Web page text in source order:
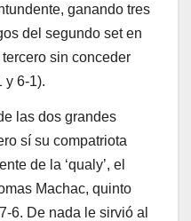
ganando tres
del segundo set en
sin conceder
y 6-1).
las dos grandes
sí su compatriota
de la ‘qualy’, el
Machac, quinto
6. De nada le sirvió al